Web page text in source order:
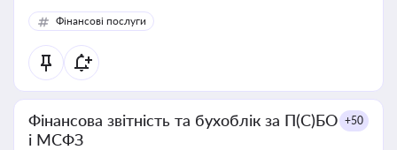
Фінансові послуги
Фінансова звітність та бухоблік за П(С)БО
і МСФЗ
+50